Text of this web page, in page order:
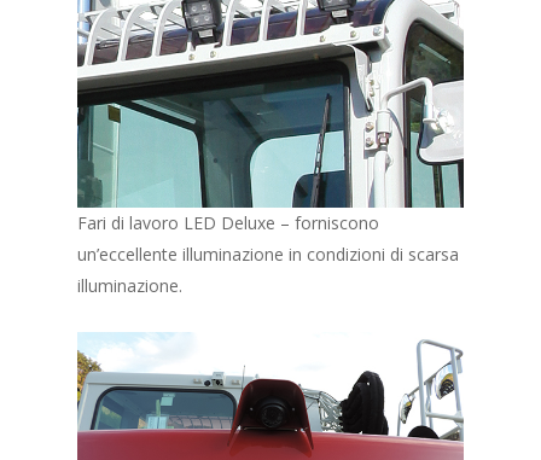
Fari di lavoro LED Deluxe – forniscono
un’eccellente illuminazione in condizioni di scarsa
illuminazione.